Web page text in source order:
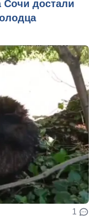
Сочи достали
1